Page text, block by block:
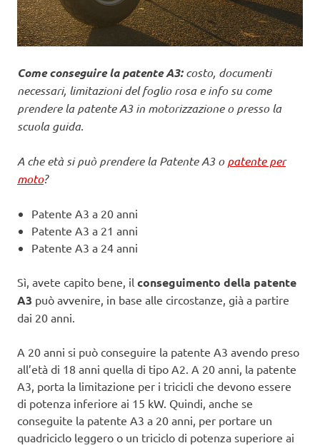
Come conseguire la patente A3:costo, documenti
necessari, limitazioni del foglio rosa e info su come
prendere la patente A3 in motorizzazione o presso la
scuola guida.
A che età si può prendere la Patente A3 opatente per
moto?
Patente A3 a 20 anni
Patente A3 a 21 anni
Patente A3 a 24 anni
Sì, avete capito bene, il conseguimento della patente
A3 può avvenire, in base alle circostanze, già a partire
dai 20 anni.
A 20 anni si può conseguire la patente A3 avendo preso
all’età di 18 anni quella di tipo A2. A 20 anni, la patente
A3, porta la limitazione per i tricicli che devono essere
di potenza inferiore ai 15 kW. Quindi, anche se
conseguite la patente A3 a 20 anni, per portare un
quadriciclo leggero o un triciclo di potenza superiore ai